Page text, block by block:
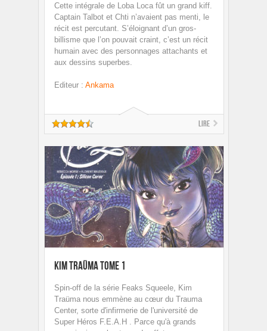
Cette intégrale de Loba Loca fût un grand kiff.
Captain Talbot et Chti n’avaient pas menti, le
récit est percutant. S’éloignant d’un gros-
billisme que l’on pouvait craint, c’est un récit
humain avec des personnages attachants et
aux dessins superbes.
Editeur : Ankama
Lire
Kim Traüma Tome 1
Spin-off de la série Feaks Squeele, Kim
Traüma nous emmène au cœur du Trauma
Center, sorte d'infirmerie de l'université de
Super Héros F.E.A.H . Parce qu'à grands